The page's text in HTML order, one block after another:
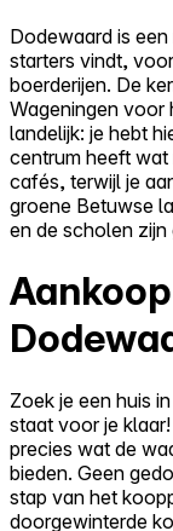
Dodewaard is
starters vindt,
boerderijen. De
Wageningen
landelijk: je hebt
centrum heeft wat
cafés, terwijl je
groene Betuwse
en de scholen
Zoek je een huis
staat voor je
precies wat de
bieden. Geen
stap van het
doorgewinterde